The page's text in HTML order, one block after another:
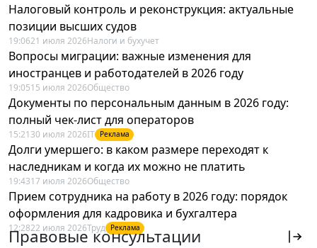
Налоговый контроль и реконструкция: актуальные
позиции высших судов
19:0621 июля 2026Налоги и бухучет
Вопросы миграции: важные изменения для
иностранцев и работодателей в 2026 году
19:0515 июля 2026Общество
Документы по персональным данным в 2026 году:
полный чек-лист для операторов
15:21 30 июля 2026IT Реклама
Долги умершего: в каком размере переходят к
наследникам и когда их можно не платить
19:4317 июля 2026Общество
Прием сотрудника на работу в 2026 году: порядок
оформления для кадровика и бухгалтера
12:2822 июля 2026Труд Реклама
Правовые консультации